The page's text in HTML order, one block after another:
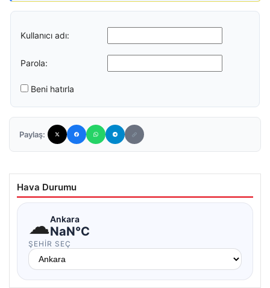
Kullanıcı adı:
Parola:
Beni hatırla
Paylaş:
Hava Durumu
☁Ankara
NaN°C
ŞEHIR SEÇ